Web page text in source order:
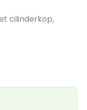
cilinderkop,